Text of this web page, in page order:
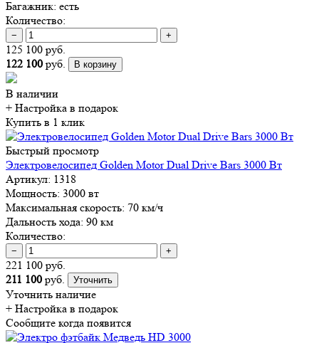
Багажник: есть
Количество:
− +
125 100 руб.
122 100 руб. В корзину
В наличии
+ Настройка в подарок
Купить в 1 клик
Быстрый просмотр
Электровелосипед Golden Motor Dual Drive Bars 3000 Вт
Артикул: 1318
Мощность: 3000 вт
Максимальная скорость: 70 км/ч
Дальность хода: 90 км
Количество:
− +
221 100 руб.
211 100 руб. Уточнить
Уточнить наличие
+ Настройка в подарок
Сообщите когда появится